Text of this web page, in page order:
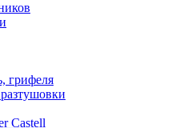
грифеля
Castell